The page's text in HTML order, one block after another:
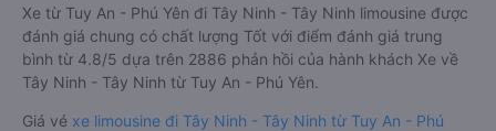
Xe từ Tuy An - Phú Yên đi Tây Ninh - Tây Ninh limousine được
đánh giá chung có chất lượng Tốt với điểm đánh giá trung
bình từ 4.8/5 dựa trên 2886 phản hồi của hành khách Xe về
Tây Ninh - Tây Ninh từ Tuy An - Phú Yên.
Giá vé xe limousine đi Tây Ninh - Tây Ninh từ Tuy An - Phú